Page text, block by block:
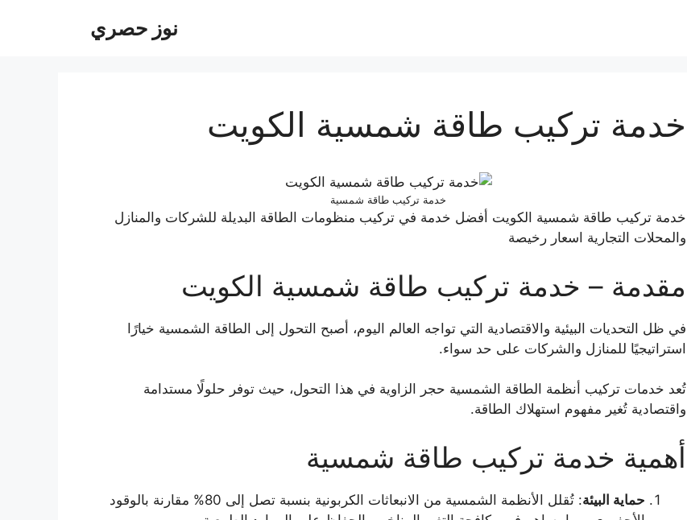
نوز حصري
خدمة تركيب طاقة شمسية الكويت
خدمة تركيب طاقة شمسية
خدمة تركيب طاقة شمسية الكويت أفضل خدمة في تركيب منظومات الطاقة البديلة للشركات والمنازل
والمحلات التجارية اسعار رخيصة
مقدمة – خدمة تركيب طاقة شمسية الكويت
في ظل التحديات البيئية والاقتصادية التي تواجه العالم اليوم، أصبح التحول إلى الطاقة الشمسية خيارًا
استراتيجيًا للمنازل والشركات على حد سواء.
تُعد خدمات تركيب أنظمة الطاقة الشمسية حجر الزاوية في هذا التحول، حيث توفر حلولًا مستدامة
واقتصادية تُغير مفهوم استهلاك الطاقة.
أهمية خدمة تركيب طاقة شمسية
حماية البيئة
: تُقلل الأنظمة الشمسية من الانبعاثات الكربونية بنسبة تصل إلى 80% مقارنة بالوقود